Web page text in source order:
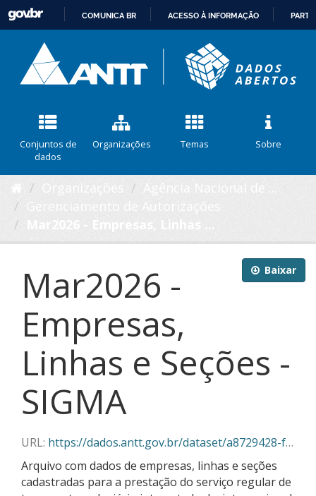
CONTEÚDO
COMUNICA BR ACESSO À INFORMAÇÃO
Conjuntos de
dados
Organizações Temas Sobre
Baixar
Mar2026 -
Empresas,
Linhas e Seções -
SIGMA
URL: https://dados.antt.gov.br/dataset/a8729428-f382-430c-abe5-6e5f85aa9a03/resource/314939c6-5194-48b6-a47d-21f1d9004683/download/03-2026_empresas_linhas_secoes_sigma.json
Arquivo com dados de empresas, linhas e seções
cadastradas para a prestação do serviço regular de